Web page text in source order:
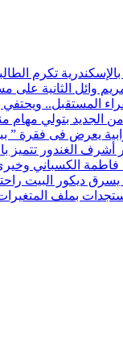
تكرم
وائل الثانية على
المستقبل.. ويحتفي
الجديد بتولي مهام
يعرض فى فقرة ”
أشرف الغندور تتميز
فاطمة الكسباني
ديكور البيت
بملف